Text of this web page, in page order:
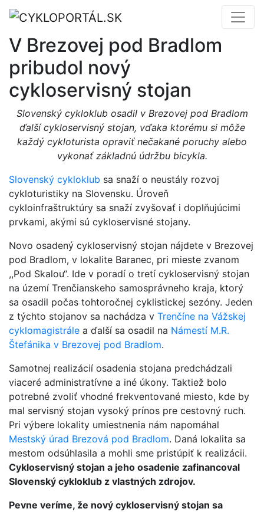
V Brezovej pod Bradlom
pribudol nový
cykloservisný stojan
Slovenský cykloklub osadil v Brezovej pod Bradlom
ďalší cykloservisný stojan, vďaka ktorému si môže
každý cykloturista opraviť nečakané poruchy alebo
vykonať základnú údržbu bicykla.
Slovenský cykloklub sa snaží o neustály rozvoj
cykloturistiky na Slovensku. Úroveň
cykloinfraštruktúry sa snaží zvyšovať i doplňujúcimi
prvkami, akými sú cykloservisné stojany.
Novo osadený cykloservisný stojan nájdete v Brezovej
pod Bradlom, v lokalite Baranec, pri mieste zvanom
,,Pod Skalou“. Ide v poradí o tretí cykloservisný stojan
na území Trenčianskeho samosprávneho kraja, ktorý
sa osadil počas tohtoročnej cyklistickej sezóny. Jeden
z týchto stojanov sa nachádza v Trenčíne na Vážskej
cyklomagistrále a ďalší sa osadil na Námestí M.R.
Štefánika v Brezovej pod Bradlom.
Samotnej realizácií osadenia stojana predchádzali
viaceré administratívne a iné úkony. Taktiež bolo
potrebné zvoliť vhodné frekventované miesto, kde by
mal servisný stojan vysoký prínos pre cestovný ruch.
Pri výbere lokality umiestnenia nám napomáhal
Mestský úrad Brezová pod Bradlom. Daná lokalita sa
mestom odsúhlasila a mohli sme pristúpiť k realizácii.
Cykloservisný stojan a jeho osadenie zafinancoval
Slovenský cykloklub z vlastných zdrojov.
Pevne veríme, že nový cykloservisný stojan sa